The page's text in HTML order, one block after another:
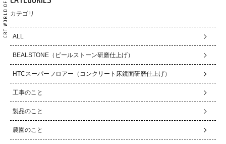
カテゴリ
ALL
BEALSTONE（ビールストーン研磨仕上げ）
HTCスーパーフロアー（コンクリート床鏡面研磨仕上げ）
工事のこと
製品のこと
農園のこと